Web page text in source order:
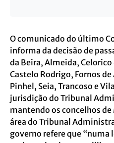
O comunicado do último
informa da decisão de
da Beira, Almeida, Celorico
Castelo Rodrigo, Fornos
Pinhel, Seia, Trancoso e
jurisdição do Tribunal
mantendo os concelhos de
área do Tribunal
governo refere que